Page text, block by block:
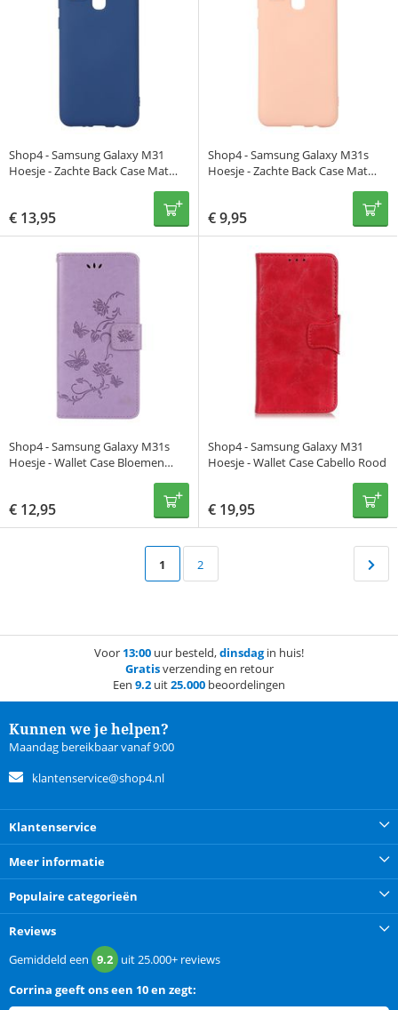
Shop4 - Samsung Galaxy M31
Hoesje - Zachte Back Case Mat
€ 13,95
Shop4 - Samsung Galaxy M31s
Hoesje - Zachte Back Case Mat
€9,95
Shop4 - Samsung Galaxy M31s
Hoesje - Wallet Case Bloemen
€ 12,95
Shop4 - Samsung Galaxy M31
Hoesje - Wallet Case Cabello Rood
€ 19,95
1 2
Voor 13:00 uur besteld,dinsdagin huis!
Gratisverzending en retour
Een 9.2 uit25.000 beoordelingen
Kunnen we je helpen?
Maandag bereikbaar vanaf 9:00
klantenservice@shop4.nl
Klantenservice
Meer informatie
Populaire categorieën
Reviews
Gemiddeld een 9.2 uit25.000+ reviews
Corrina geeft ons een 10 en zegt: